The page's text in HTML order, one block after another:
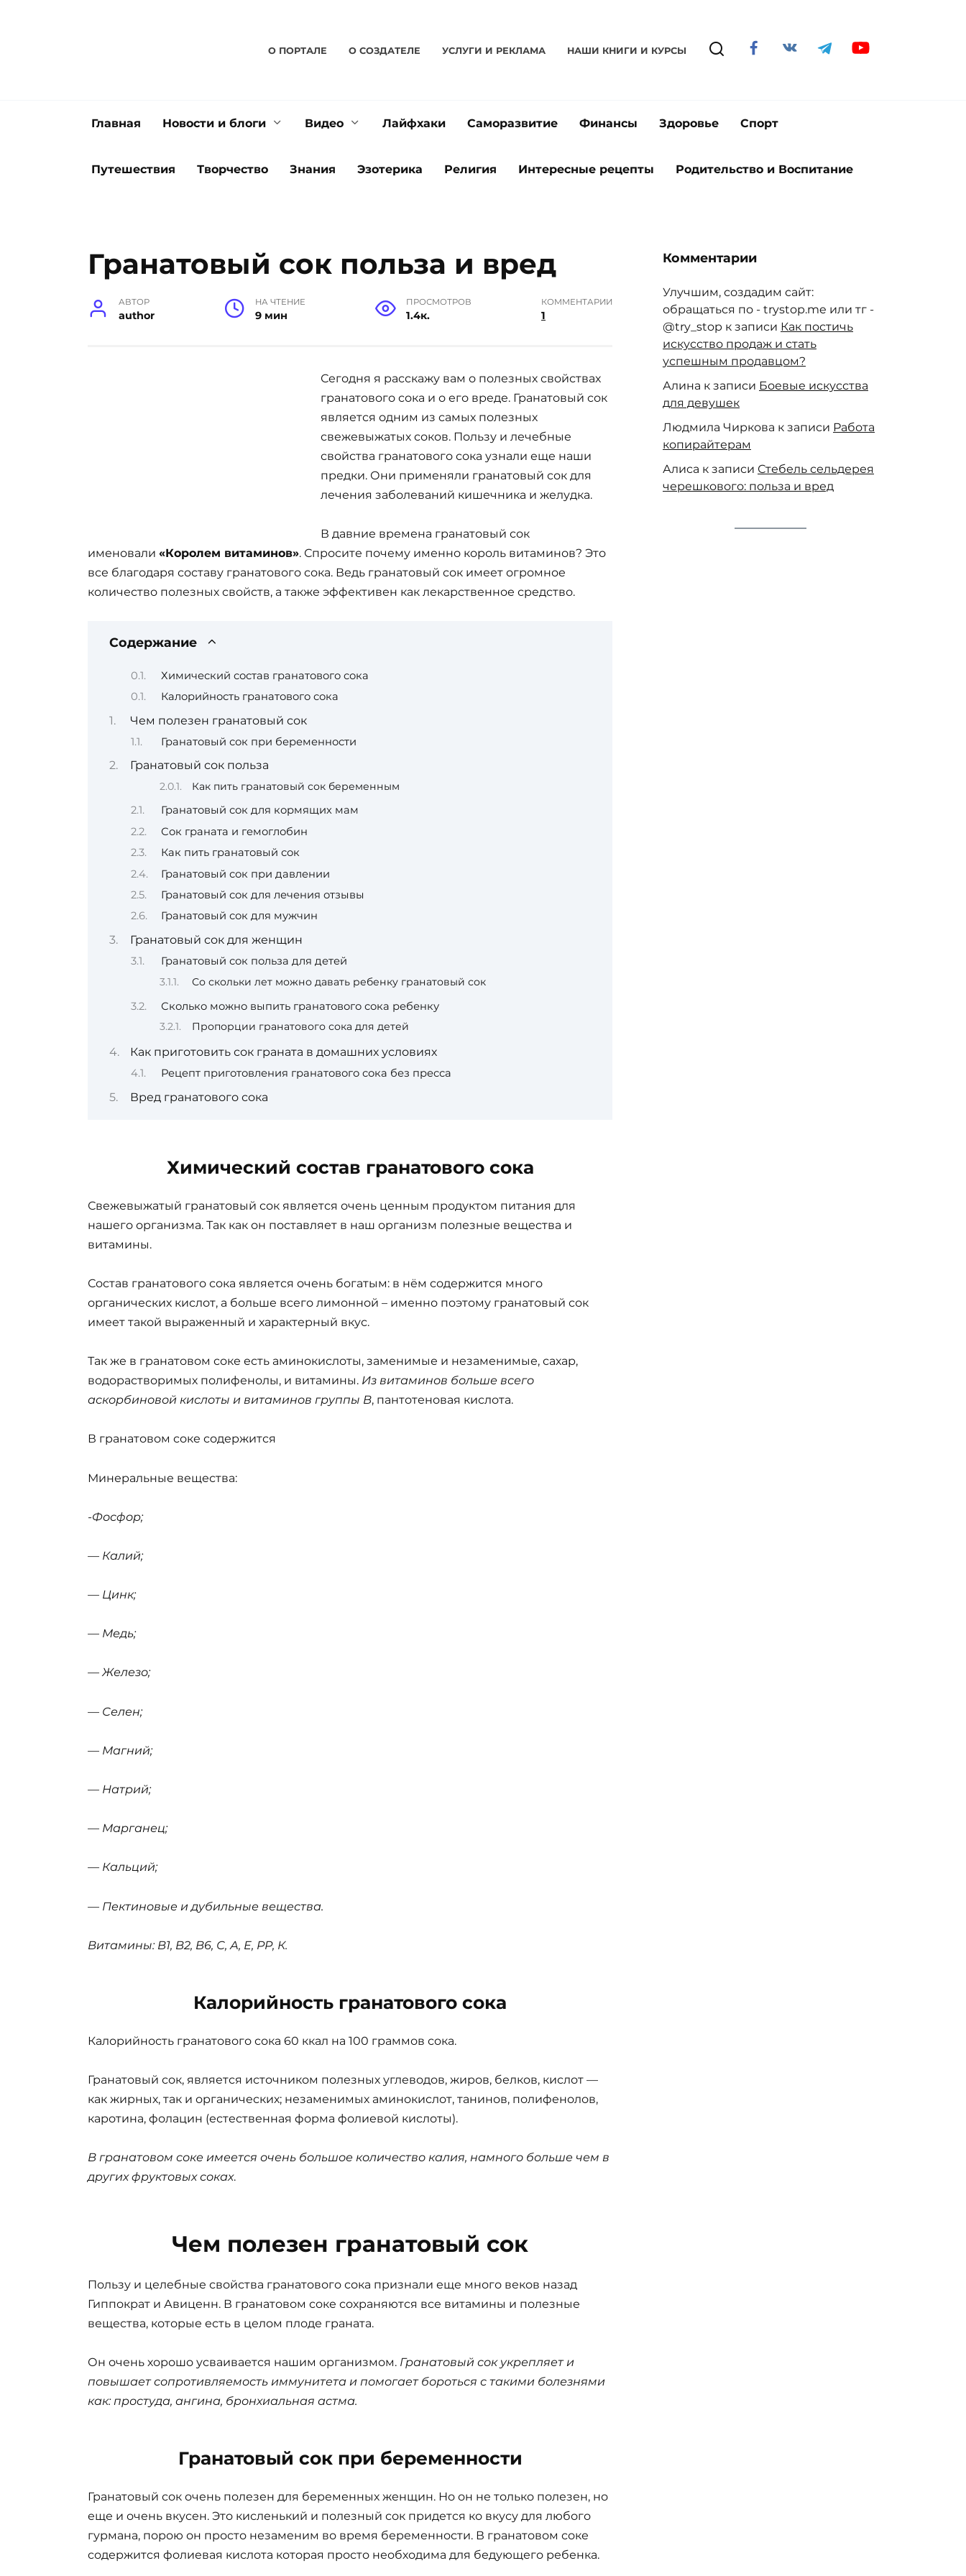
О ПОРТАЛЕ О CОЗДАТЕЛЕ УСЛУГИ И РЕКЛАМА НАШИ КНИГИ И КУРСЫ
Главная Новости и блоги Видео Лайфхаки Саморазвитие Финансы Здоровье Спорт
Путешествия Творчество Знания Эзотерика Религия Интересные рецепты Родительство и Воспитание
Гранатовый сок польза и вред
АВТОР
author
НА ЧТЕНИЕ
9 мин
ПРОСМОТРОВ
1.4к.
КОММЕНТАРИИ
1
Сегодня я расскажу вам о полезных свойствах
гранатового сока и о его вреде. Гранатовый сок
является одним из самых полезных
свежевыжатых соков. Пользу и лечебные
свойства гранатового сока узнали еще наши
предки. Они применяли гранатовый сок для
лечения заболеваний кишечника и желудка.
В давние времена гранатовый сок
именовали «Королем витаминов». Спросите почему именно король витаминов? Это
все благодаря составу гранатового сока. Ведь гранатовый сок имеет огромное
количество полезных свойств, а также эффективен как лекарственное средство.
Содержание
Химический состав гранатового сока
Калорийность гранатового сока
Чем полезен гранатовый сок
Гранатовый сок при беременности
Гранатовый сок польза
Как пить гранатовый сок беременным
Гранатовый сок для кормящих мам
Сок граната и гемоглобин
Как пить гранатовый сок
Гранатовый сок при давлении
Гранатовый сок для лечения отзывы
Гранатовый сок для мужчин
Гранатовый сок для женщин
Гранатовый сок польза для детей
Со скольки лет можно давать ребенку гранатовый сок
Сколько можно выпить гранатового сока ребенку
Пропорции гранатового сока для детей
Как приготовить сок граната в домашних условиях
Рецепт приготовления гранатового сока без пресса
Вред гранатового сока
Химический состав гранатового сока
Свежевыжатый гранатовый сок является очень ценным продуктом питания для
нашего организма. Так как он поставляет в наш организм полезные вещества и
витамины.
Состав гранатового сока является очень богатым: в нём содержится много
органических кислот, а больше всего лимонной – именно поэтому гранатовый сок
имеет такой выраженный и характерный вкус.
Так же в гранатовом соке есть аминокислоты, заменимые и незаменимые, сахар,
водорастворимых полифенолы, и витамины. Из витаминов больше всего
аскорбиновой кислоты и витаминов группы В, пантотеновая кислота.
В гранатовом соке содержится
Минеральные вещества:
-Фосфор;
— Калий;
— Цинк;
— Медь;
— Железо;
— Селен;
— Магний;
— Натрий;
— Марганец;
— Кальций;
— Пектиновые и дубильные вещества.
Витамины: В1, В2, В6, С, А, Е, РР, К.
Калорийность гранатового сока
Калорийность гранатового сока 60 ккал на 100 граммов сока.
Гранатовый сок, является источником полезных углеводов, жиров, белков, кислот —
как жирных, так и органических; незаменимых аминокислот, танинов, полифенолов,
каротина, фолацин (естественная форма фолиевой кислоты).
В гранатовом соке имеется очень большое количество калия, намного больше чем в
других фруктовых соках.
Чем полезен гранатовый сок
Пользу и целебные свойства гранатового сока признали еще много веков назад
Гиппократ и Авиценн. В гранатовом соке сохраняются все витамины и полезные
вещества, которые есть в целом плоде граната.
Он очень хорошо усваивается нашим организмом. Гранатовый сок укрепляет и
повышает сопротивляемость иммунитета и помогает бороться с такими болезнями
как: простуда, ангина, бронхиальная астма.
Гранатовый сок при беременности
Гранатовый сок очень полезен для беременных женщин. Но он не только полезен, но
еще и очень вкусен. Это кисленький и полезный сок придется ко вкусу для любого
гурмана, порою он просто незаменим во время беременности. В гранатовом соке
содержится фолиевая кислота которая просто необходима для бедующего ребенка.
Комментарии
Улучшим, создадим сайт:
обращаться по - trystop.me или тг -
@try_stop к записи Как постичь
искусство продаж и стать
успешным продавцом?
Алина к записи Боевые искусства
для девушек
Людмила Чиркова к записи Работа
копирайтерам
Алиса к записи Стебель сельдерея
черешкового: польза и вред